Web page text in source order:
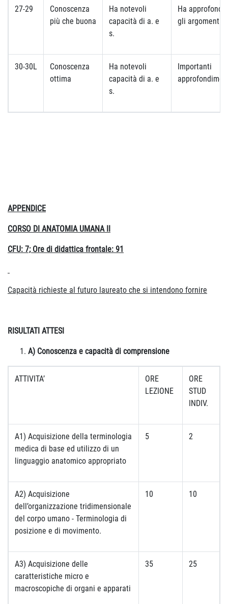
27-29
Conoscenza
più che buona
Ha notevoli
capacità di a. e
s.
Ha
gli argomenti
30-30L
Conoscenza
ottima
Ha notevoli
capacità di a. e
s.
Importanti
APPENDICE
CORSO DI ANATOMIA UMANA II
CFU: 7; Ore di didattica frontale: 91
Capacità richieste al futuro laureato che si intendono fornire
RISULTATI ATTESI
A) Conoscenza e capacità di comprensione
ATTIVITA’
ORE
LEZIONE
ORE
STUD
INDIV.
A1) Acquisizione della terminologia
medica di base ed utilizzo di un
linguaggio anatomico appropriato
5 2
A2) Acquisizione
dell’organizzazione tridimensionale
del corpo umano - Terminologia di
posizione e di movimento.
10 10
A3) Acquisizione delle
caratteristiche micro e
macroscopiche di organi e apparati
35 25